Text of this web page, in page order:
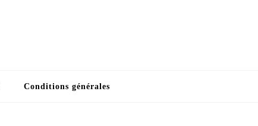
Conditions générales